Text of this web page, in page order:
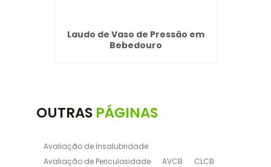
Laudo de Vaso de Pressão em
Bebedouro
OUTRAS PÁGINAS
Avaliação de Insalubridade
Avaliação de Periculosidade
AVCB
CLCB